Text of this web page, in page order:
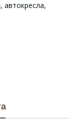
автокресла,